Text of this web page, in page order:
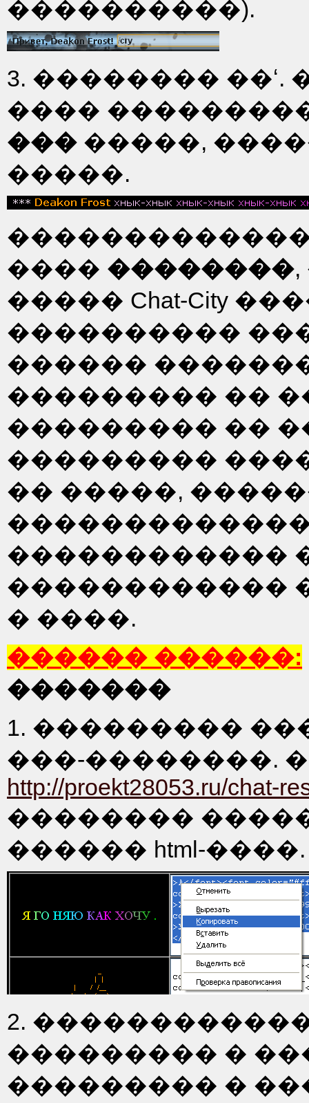
����������).
3. ��������
����
��� �����,
�����.
���� ��������
����� Chat-City
����������
������
��������� ��
��������� ��
���������
�� �����,
������������
������������
� ����.
������ ������:
�������
1. ���������
���-��������.
http://proekt28053.ru/chat-
��������
������ html-����.
2.
��������� �
��������� �